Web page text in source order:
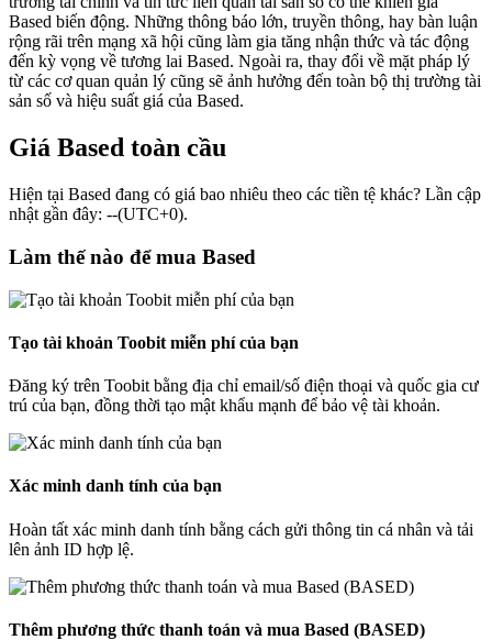
Based biến động. Những thông báo lớn, truyền thông, hay bàn luận
rộng rãi trên mạng xã hội cũng làm gia tăng nhận thức và tác động
đến kỳ vọng về tương lai Based. Ngoài ra, thay đổi về mặt pháp lý
từ các cơ quan quản lý cũng sẽ ảnh hưởng đến toàn bộ thị trường tài
sản số và hiệu suất giá của Based.
Giá Based toàn cầu
Hiện tại Based đang có giá bao nhiêu theo các tiền tệ khác? Lần cập
nhật gần đây: --(UTC+0).
Làm thế nào để mua Based
Tạo tài khoản Toobit miễn phí của bạn
Đăng ký trên Toobit bằng địa chỉ email/số điện thoại và quốc gia cư
trú của bạn, đồng thời tạo mật khẩu mạnh để bảo vệ tài khoản.
Xác minh danh tính của bạn
Hoàn tất xác minh danh tính bằng cách gửi thông tin cá nhân và tải
lên ảnh ID hợp lệ.
Thêm phương thức thanh toán và mua Based (BASED)